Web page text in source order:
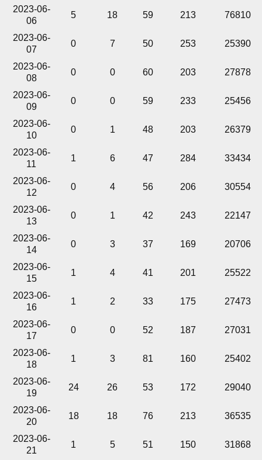
2023-06-
06
5 18 59 213 76810
2023-06-
07
0 7 50 253 25390
2023-06-
08
0 0 60 203 27878
2023-06-
09
0 0 59 233 25456
2023-06-
10
0 1 48 203 26379
2023-06-
11
1 6 47 284 33434
2023-06-
12
0 4 56 206 30554
2023-06-
13
0 1 42 243 22147
2023-06-
14
0 3 37 169 20706
2023-06-
15
1 4 41 201 25522
2023-06-
16
1 2 33 175 27473
2023-06-
17
0 0 52 187 27031
2023-06-
18
1 3 81 160 25402
2023-06-
19
24 26 53 172 29040
2023-06-
20
18 18 76 213 36535
2023-06-
21
1 5 51 150 31868